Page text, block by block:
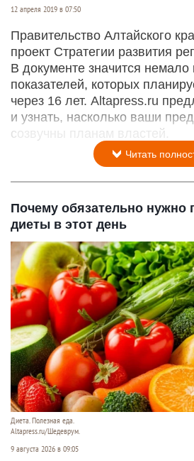
12 апреля 2019 в 07:50
Правительство Алтайского
проект Стратегии развития
В документе значится
показателей, которых
через 16 лет. Altapress.ru
и узнать, насколько ваши
созвучны планам властей.
Читать
Почему обязательно нужно
диеты в этот день
Диета. Полезная еда.
Altapress.ru/Шедеврум.
9 августа 2026 в 09:05